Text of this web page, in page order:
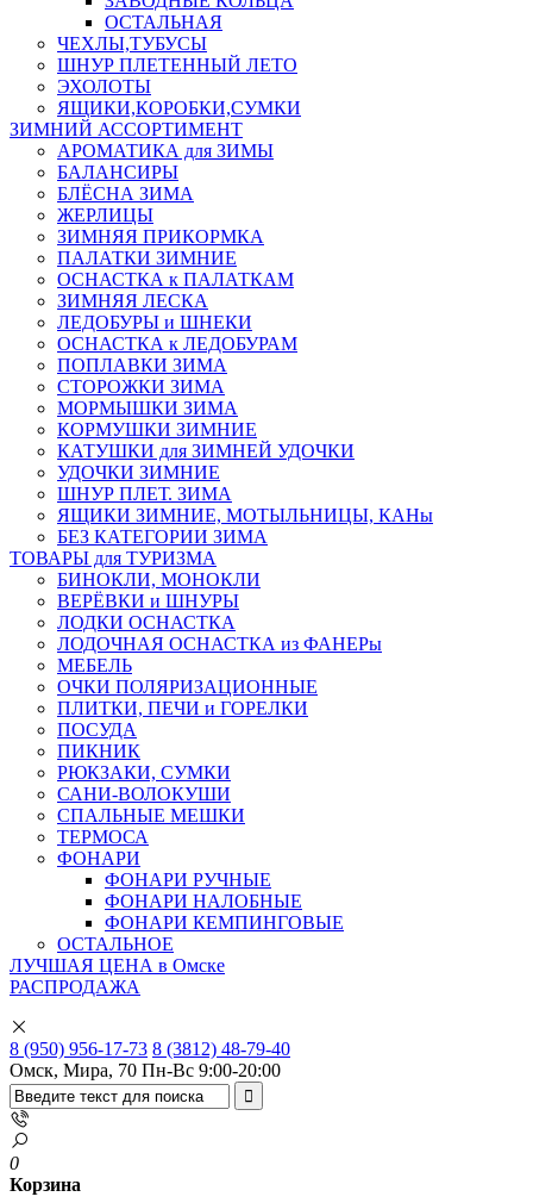
ОСТАЛЬНАЯ
ЧЕХЛЫ,ТУБУСЫ
ШНУР ПЛЕТЕННЫЙ ЛЕТО
ЭХОЛОТЫ
ЯЩИКИ,КОРОБКИ,СУМКИ
ЗИМНИЙ АССОРТИМЕНТ
АРОМАТИКА для ЗИМЫ
БАЛАНСИРЫ
БЛЁСНА ЗИМА
ЖЕРЛИЦЫ
ЗИМНЯЯ ПРИКОРМКА
ПАЛАТКИ ЗИМНИЕ
ОСНАСТКА к ПАЛАТКАМ
ЗИМНЯЯ ЛЕСКА
ЛЕДОБУРЫ и ШНЕКИ
ОСНАСТКА к ЛЕДОБУРАМ
ПОПЛАВКИ ЗИМА
СТОРОЖКИ ЗИМА
МОРМЫШКИ ЗИМА
КОРМУШКИ ЗИМНИЕ
КАТУШКИ для ЗИМНЕЙ УДОЧКИ
УДОЧКИ ЗИМНИЕ
ШНУР ПЛЕТ. ЗИМА
ЯЩИКИ ЗИМНИЕ, МОТЫЛЬНИЦЫ, КАНы
БЕЗ КАТЕГОРИИ ЗИМА
ТОВАРЫ для ТУРИЗМА
БИНОКЛИ, МОНОКЛИ
ВЕРЁВКИ и ШНУРЫ
ЛОДКИ ОСНАСТКА
ЛОДОЧНАЯ ОСНАСТКА из ФАНЕРы
МЕБЕЛЬ
ОЧКИ ПОЛЯРИЗАЦИОННЫЕ
ПЛИТКИ, ПЕЧИ и ГОРЕЛКИ
ПОСУДА
ПИКНИК
РЮКЗАКИ, СУМКИ
САНИ-ВОЛОКУШИ
СПАЛЬНЫЕ МЕШКИ
ТЕРМОСА
ФОНАРИ
ФОНАРИ РУЧНЫЕ
ФОНАРИ НАЛОБНЫЕ
ФОНАРИ КЕМПИНГОВЫЕ
ОСТАЛЬНОЕ
ЛУЧШАЯ ЦЕНА в Омске
РАСПРОДАЖА
8 (950) 956-17-73 8 (3812) 48-79-40
Омск, Мира, 70 Пн-Вс 9:00-20:00
0
Корзина